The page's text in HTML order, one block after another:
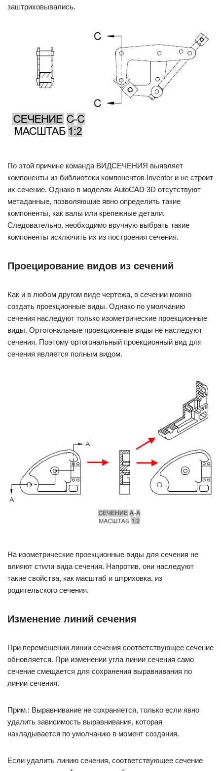
заштриховывались.
По этой причине команда ВИДСЕЧЕНИЯ выявляет
компоненты из библиотеки компонентов Inventor и не строит
их сечение. Однако в моделях AutoCAD 3D отсутствуют
метаданные, позволяющие явно определить такие
компоненты, как валы или крепежные детали.
Следовательно, необходимо вручную выбрать такие
компоненты исключить их из построения сечения.
Проецирование видов из сечений
Как и в любом другом виде чертежа, в сечении можно
создать проекционные виды. Однако по умолчанию
сечения наследуют только изометрические проекционные
виды. Ортогональные проекционные виды не наследуют
сечения. Поэтому ортогональный проекционный вид для
сечения является полным видом.
На изометрические проекционные виды для сечения не
влияют стили вида сечения. Напротив, они наследуют
такие свойства, как масштаб и штриховка, из
родительского сечения.
Изменение линий сечения
При перемещении линии сечения соответствующее сечение
обновляется. При изменении угла линии сечения само
сечение смещается для сохранения выравнивания по
линии сечения.
Прим.: Выравнивание не сохраняется, только если явно
удалить зависимость выравнивания, которая
накладывается по умолчанию в момент создания.
Если удалить линию сечения, соответствующее сечение